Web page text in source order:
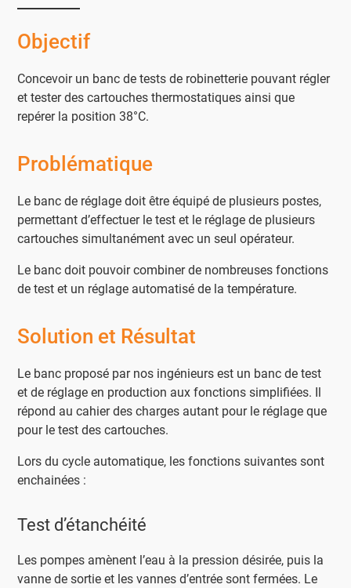
Objectif
Concevoir un banc de tests de robinetterie pouvant régler
et tester des cartouches thermostatiques ainsi que
repérer la position 38°C.
Problématique
Le banc de réglage doit être équipé de plusieurs postes,
permettant d’effectuer le test et le réglage de plusieurs
cartouches simultanément avec un seul opérateur.
Le banc doit pouvoir combiner de nombreuses fonctions
de test et un réglage automatisé de la température.
Solution et Résultat
Le banc proposé par nos ingénieurs est un banc de test
et de réglage en production aux fonctions simplifiées. Il
répond au cahier des charges autant pour le réglage que
pour le test des cartouches.
Lors du cycle automatique, les fonctions suivantes sont
enchainées :
Test d’étanchéité
Les pompes amènent l’eau à la pression désirée, puis la
vanne de sortie et les vannes d’entrée sont fermées. Le